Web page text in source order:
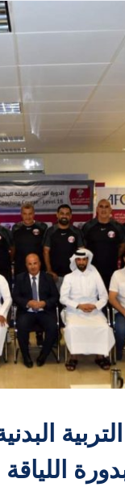
اللياقة